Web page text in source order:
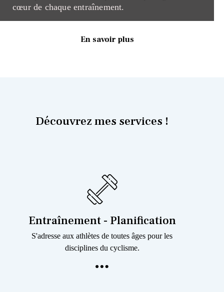
cœur de chaque entraînement.
En savoir plus
Découvrez mes services !
Entraînement - Planification
S'adresse aux athlètes de toutes âges pour les
disciplines du cyclisme.